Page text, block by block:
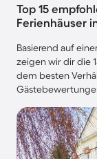
Top 15
Ferienhäuser
Basierend auf
zeigen wir dir die
dem besten